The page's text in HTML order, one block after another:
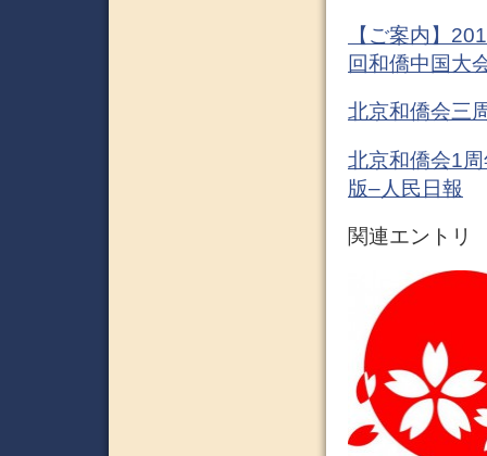
【ご案内】
回和僑中国大
北京和僑会三
北京和僑会1
版–人民日報
関連エントリ